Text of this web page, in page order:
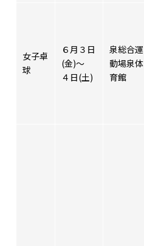
女子卓
球
６月３日
(金)～
４日(土)
泉総合運
動場泉体
育館